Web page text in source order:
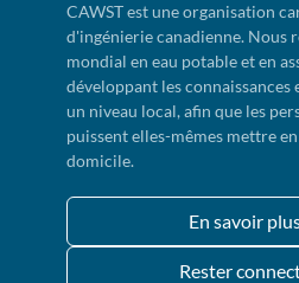
CAWST est une organisation
d'ingénierie canadienne. Nous
mondial en eau potable et en
développant les connaissances
un niveau local, afin que les
puissent elles-mêmes mettre
domicile.
En savoir
Rester